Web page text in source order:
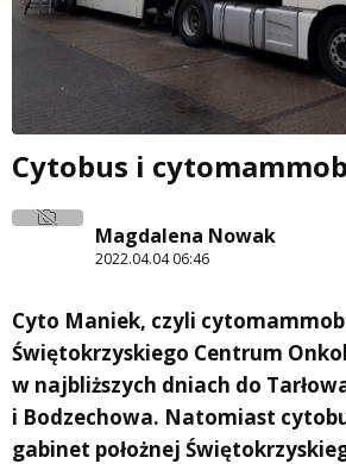
Cytobus i
Magdalena Nowak
2022.04.04 06:46
Cyto Maniek, czyli
Świętokrzyskiego Centrum
w najbliższych dniach do
i Bodzechowa. Natomiast
gabinet położnej